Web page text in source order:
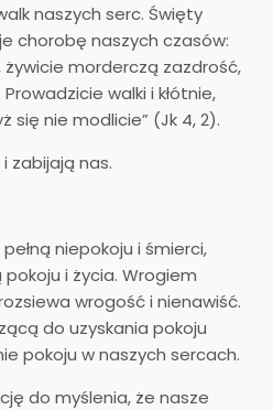
naszych serc. Święty
chorobę naszych czasów:
żywicie morderczą zazdrość,
walki i kłótnie,
się nie modlicie” (Jk 4, 2).
zabijają nas.
niepokoju i śmierci,
i życia. Wrogiem
wrogość i nienawiść.
do uzyskania pokoju
pokoju w naszych sercach.
do myślenia, że nasze